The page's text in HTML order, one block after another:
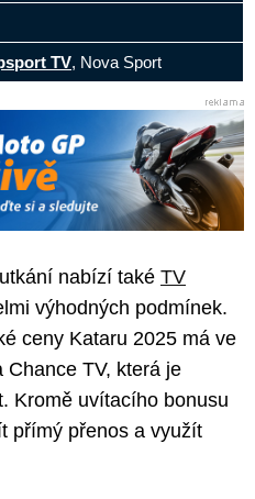
TV, Nova Sport
nabízí také TV
výhodných podmínek.
ceny Kataru 2025 má ve
TV, která je
Kromě uvítacího bonusu
přímý přenos a využít